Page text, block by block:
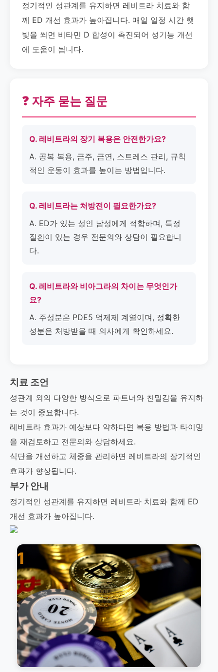
정기적인 성관계를 유지하면 레비트라 치료와 함
께 ED 개선 효과가 높아집니다. 매일 일정 시간 햇
빛을 쐬면 비타민 D 합성이 촉진되어 성기능 개선
에 도움이 됩니다.
❓ 자주 묻는 질문
Q. 레비트라의 장기 복용은 안전한가요?
A. 공복 복용, 금주, 금연, 스트레스 관리, 규칙
적인 운동이 효과를 높이는 방법입니다.
Q. 레비트라는 처방전이 필요한가요?
A. ED가 있는 성인 남성에게 적합하며, 특정
질환이 있는 경우 전문의와 상담이 필요합니
다.
Q. 레비트라와 비아그라의 차이는 무엇인가
요?
A. 주성분은 PDE5 억제제 계열이며, 정확한
성분은 처방받을 때 의사에게 확인하세요.
치료 조언
성관계 외의 다양한 방식으로 파트너와 친밀감을 유지하
는 것이 중요합니다.
레비트라 효과가 예상보다 약하다면 복용 방법과 타이밍
을 재검토하고 전문의와 상담하세요.
식단을 개선하고 체중을 관리하면 레비트라의 장기적인
효과가 향상됩니다.
부가 안내
정기적인 성관계를 유지하면 레비트라 치료와 함께 ED
개선 효과가 높아집니다.
1